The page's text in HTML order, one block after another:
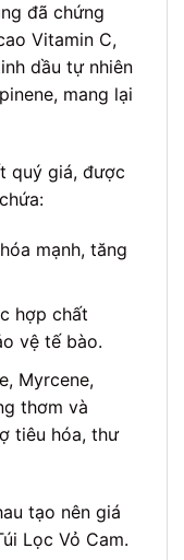
đã chứng
Vitamin C,
dầu tự nhiên
mang lại
quý giá, được
mạnh, tăng
hợp chất
vệ tế bào.
Myrcene,
thơm và
tiêu hóa, thư
tạo nên giá
Lọc Vỏ Cam.